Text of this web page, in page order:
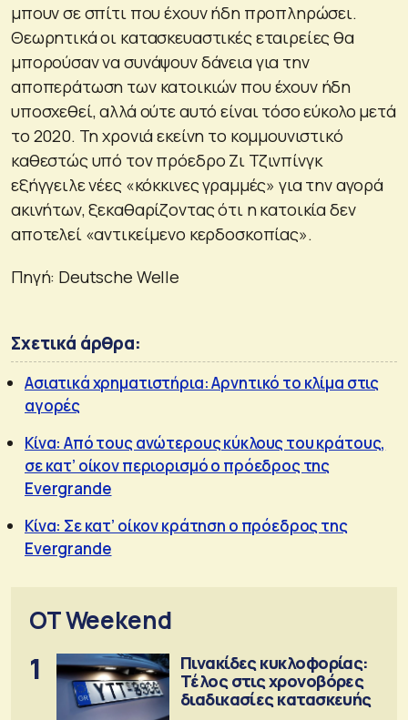
μπουν σε σπίτι που έχουν ήδη προπληρώσει.
Θεωρητικά οι κατασκευαστικές εταιρείες θα
μπορούσαν να συνάψουν δάνεια για την
αποπεράτωση των κατοικιών που έχουν ήδη
υποσχεθεί, αλλά ούτε αυτό είναι τόσο εύκολο μετά
το 2020. Τη χρονιά εκείνη το κομμουνιστικό
καθεστώς υπό τον πρόεδρο Ζι Τζινπίνγκ
εξήγγειλε νέες «κόκκινες γραμμές» για την αγορά
ακινήτων, ξεκαθαρίζοντας ότι η κατοικία δεν
αποτελεί «αντικείμενο κερδοσκοπίας».
Πηγή: Deutsche Welle
Σχετικά άρθρα:
Ασιατικά χρηματιστήρια: Αρνητικό το κλίμα στις
αγορές
Κίνα: Από τους ανώτερους κύκλους του κράτους,
σε κατ’ οίκον περιορισμό ο πρόεδρος της
Evergrande
Κίνα: Σε κατ’ οίκον κράτηση ο πρόεδρος της
Evergrande
OT Weekend
1
Πινακίδες κυκλοφορίας:
Τέλος στις χρονοβόρες
διαδικασίες κατασκευής